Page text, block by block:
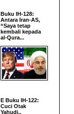
Buku IH-128:
Antara Iran-AS,
“Saya tetap
kembali kepada
al-Qura...
E Buku IH-122:
Cuci Otak
Yahudi..